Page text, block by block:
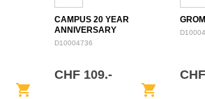
shopping_cart
CAMPUS 20 YEAR
ANNIVERSARY
BACKPACK 28L
D10004736
CHF 109.-
shopping_cart